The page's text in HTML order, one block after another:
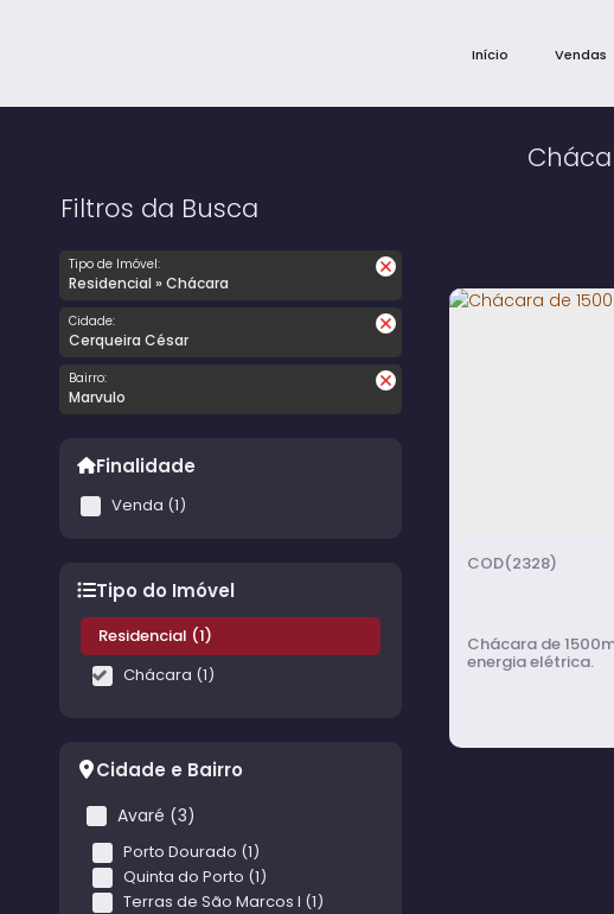
Vendas
Início
Filtros da Busca
Tipo de Imóvel:
Residencial » Chácara
Cidade:
Cerqueira César
Bairro:
Marvulo
Finalidade
Venda (1)
Tipo do Imóvel
Residencial (1)
Chácara (1)
Cidade e Bairro
Avaré (3)
Porto Dourado (1)
Quinta do Porto (1)
Terras de São Marcos I (1)
(2328)
Chácara de
energia elétrica.